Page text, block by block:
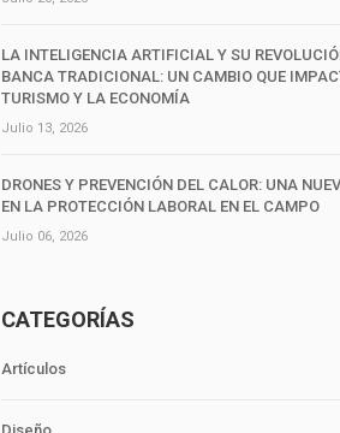
LA INTELIGENCIA ARTIFICIAL Y SU
BANCA TRADICIONAL: UN CAMBIO QUE
TURISMO Y LA ECONOMÍA
Julio 13, 2026
DRONES Y PREVENCIÓN DEL CALOR: UNA
EN LA PROTECCIÓN LABORAL EN EL CAMPO
Julio 06, 2026
CATEGORÍAS
Artículos